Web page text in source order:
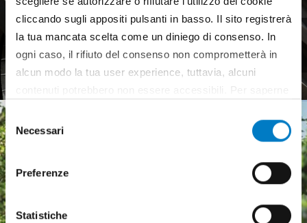
cliccando sugli appositi pulsanti in basso. Il sito registrerà
la tua mancata scelta come un diniego di consenso. In
ogni caso, il rifiuto del consenso non comprometterà in
alcun modo la tua user experience, tuttavia, alcuni
all’utilizzo di tutti, o solamente di alcuni di essi, ti
Selezione
del
consenso
Necessari
Preferenze
Statistiche
Pneumatici agricoli,
mercato europeo debole